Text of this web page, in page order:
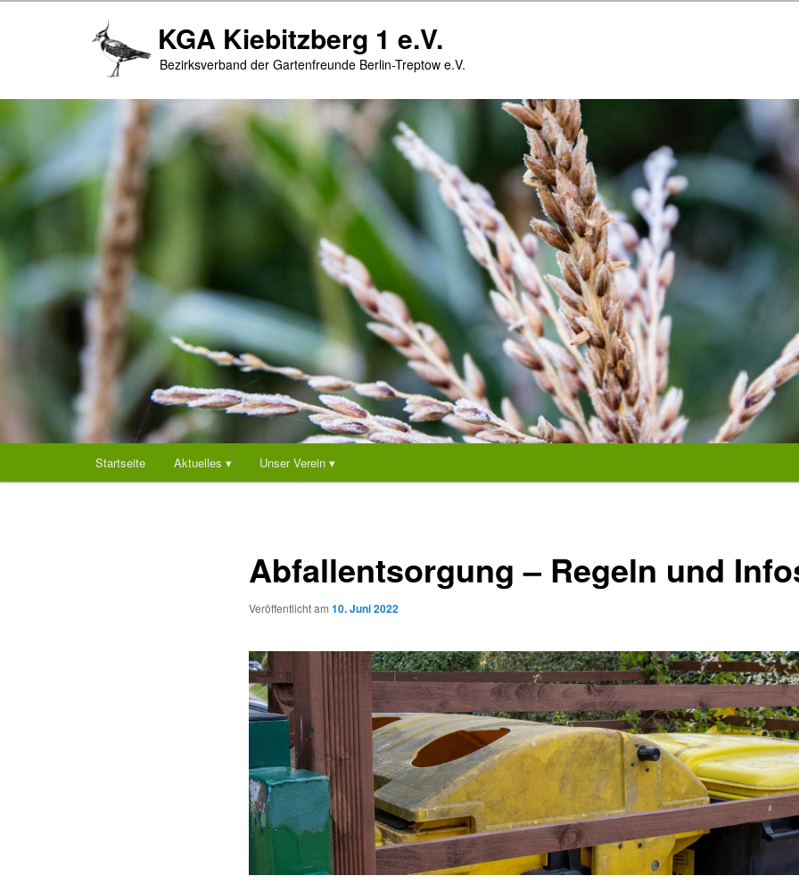
KGA Kiebitzberg 1 e.V.
Bezirksverband der Gartenfreunde Berlin-Treptow e.V.
Startseite Aktuelles ▾ Unser Verein ▾
Abfallentsorgung – Regeln und
Veröffentlicht am10. Juni 2022